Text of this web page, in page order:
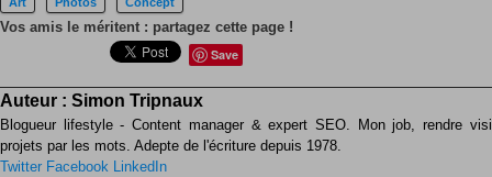
Art Photos Concept
Vos amis le méritent : partagez cette page !
Save
Auteur : Simon Tripnaux
Blogueur lifestyle - Content manager & expert SEO. Mon job, rendre
projets par les mots. Adepte de l'écriture depuis 1978.
Twitter Facebook LinkedIn